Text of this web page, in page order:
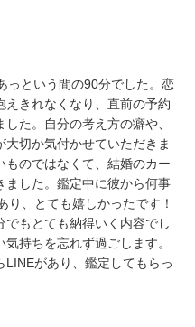
っという間の90分でした。恋
きれなくなり、直前の予約
た。自分の考え方の癖や、
切か気付かせていただきま
ものではなくて、結婚のカー
ました。鑑定中に彼から何事
り、とても嬉しかったです！
もとても納得いく内容でし
持ちを忘れず過ごします。
があり、鑑定してもらっ